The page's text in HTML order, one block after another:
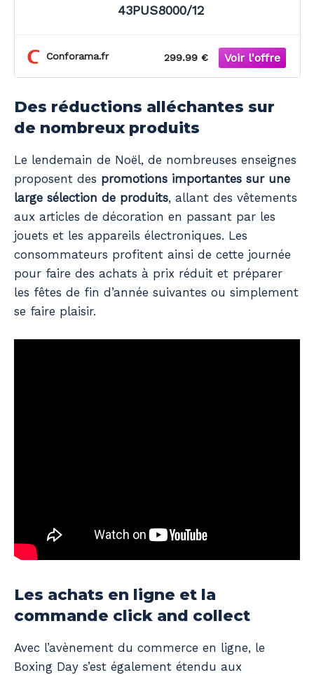
43PUS8000/12
Conforama.fr 299.99 €
Des réductions alléchantes sur
de nombreux produits
Le lendemain de Noël, de nombreuses enseignes
proposent des promotions importantes sur une
large sélection de produits, allant des vêtements
aux articles de décoration en passant par les
jouets et les appareils électroniques. Les
consommateurs profitent ainsi de cette journée
pour faire des achats à prix réduit et préparer
les fêtes de fin d’année suivantes ou simplement
se faire plaisir.
Les achats en ligne et la
commande click and collect
Avec l’avènement du commerce en ligne, le
Boxing Day s’est également étendu aux